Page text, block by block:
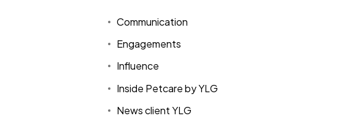
Communication
Engagements
Influence
Inside Petcare by YLG
News client YLG